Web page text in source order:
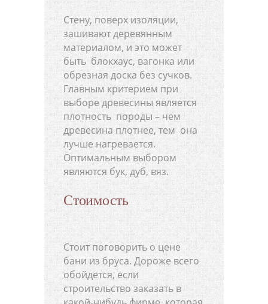
Стену, поверх изоляции,
зашивают деревянным
материалом, и это может
быть блокхаус, вагонка или
обрезная доска без сучков.
Главным критерием при
выборе древесины является
плотность породы – чем
древесина плотнее, тем она
лучше нагревается.
Оптимальным выбором
являются бук, дуб, вяз.
Стоимость
Стоит поговорить о цене
бани из бруса. Дороже всего
обойдется, если
строительство заказать в